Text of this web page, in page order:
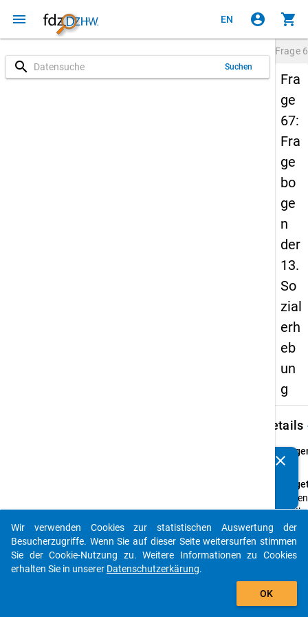
menu EN account_circle shopping_cart
search Suchen
Frage
Fra
ge
67:
Fra
ge
bo
ge
n
der
13.
So
zial
erh
eb
un
g
Details
67
Art
der
clear
auto_stories
add_shopping_cart
Wir verwenden Cookies zur statistischen Auswertung der
Besucherzugriffe. Wenn Sie auf dieser Seite weitersurfen stimmen
Sie der Cookie-Nutzung zu. Weitere Informationen zu Cookies
erhalten Sie in unserer Datenschutzerkärung.
OK